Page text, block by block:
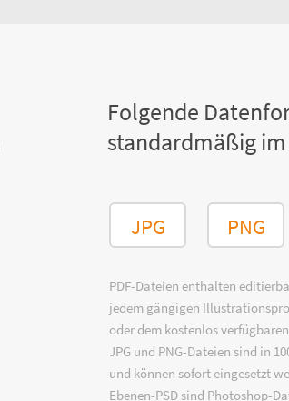
Folgende
standardmäßig
JPG PNG
PDF-Dateien enthalten
jedem gängigen
oder dem kostenlos verfügbaren
JPG und PNG-Dateien sind in
und können sofort eingesetzt
Ebenen-PSD sind Photoshop-